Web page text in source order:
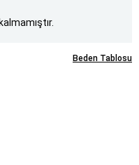
Beden Tablosu